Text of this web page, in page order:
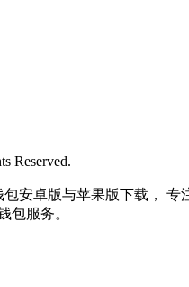
Reserved.
包安卓版与苹果版下载，
包服务。